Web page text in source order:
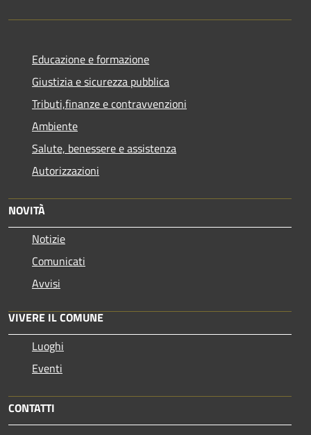
Educazione e formazione
Giustizia e sicurezza pubblica
Tributi,finanze e contravvenzioni
Ambiente
Salute, benessere e assistenza
Autorizzazioni
NOVITÀ
Notizie
Comunicati
Avvisi
VIVERE IL COMUNE
Luoghi
Eventi
CONTATTI